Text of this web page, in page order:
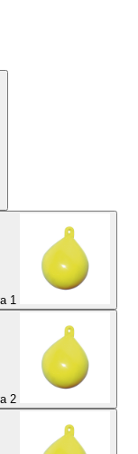
Talamex boa di ancoraggio gialla 26 cm miniatura 1
Talamex boa di ancoraggio gialla 26 cm miniatura 2